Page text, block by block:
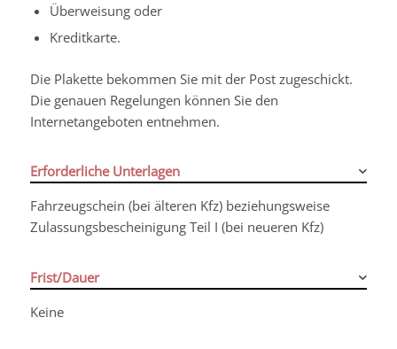
Überweisung oder
Kreditkarte.
Die Plakette bekommen Sie mit der Post zugeschickt.
Die genauen Regelungen können Sie den
Internetangeboten entnehmen.
Erforderliche Unterlagen
Fahrzeugschein (bei älteren Kfz) beziehungsweise
Zulassungsbescheinigung Teil I (bei neueren Kfz)
Frist/Dauer
Keine